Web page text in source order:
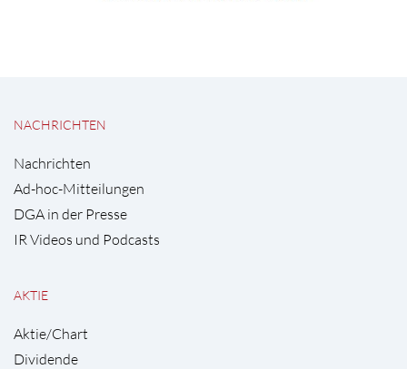
NACHRICHTEN
Nachrichten
Ad-hoc-Mitteilungen
DGA in der Presse
IR Videos und Podcasts
AKTIE
Aktie/Chart
Dividende